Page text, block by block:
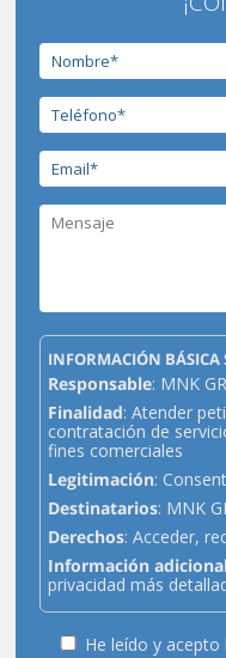
INFORMACIÓN BÁSICA
Responsable: MNK
Finalidad: Atender
contratación de
fines comerciales
Legitimación:
Destinatarios: MNK
Derechos: Acceder,
Información
privacidad más
He leído y acepto